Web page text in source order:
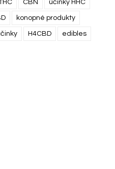
CBN účinky HHC
konopné produkty
H4CBD edibles